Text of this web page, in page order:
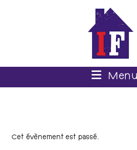
Menu
Cet évènement est passé.